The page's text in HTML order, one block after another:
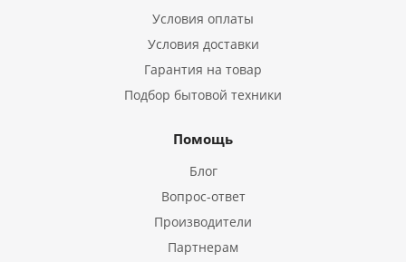
Условия оплаты
Условия доставки
Гарантия на товар
Подбор бытовой техники
Помощь
Блог
Вопрос-ответ
Производители
Партнерам